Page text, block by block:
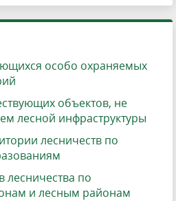
особо охраняемых
объектов, не
лесной инфраструктуры
лесничеств по
лесничества по
и лесным районам